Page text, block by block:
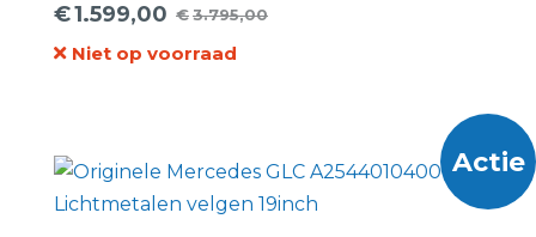
€3.795,00
Oorspronkelijke
prijs
€1.599,00
Huidige
prijs
Niet op voorraad
Actie